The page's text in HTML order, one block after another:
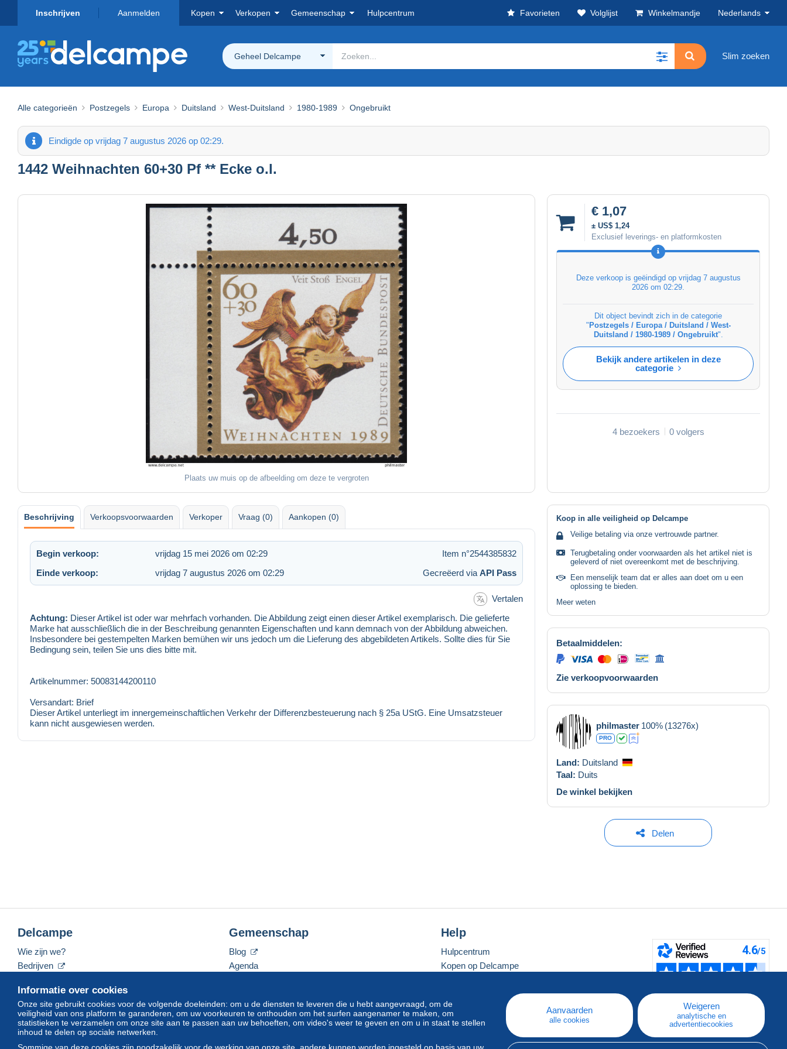
Inschrijven Aanmelden Kopen Verkopen Gemeenschap Hulpcentrum Favorieten Volglijst Winkelmandje Nederlands
Geheel Delcampe Slim zoeken
Alle categorieën Postzegels Europa Duitsland West-Duitsland 1980-1989 Ongebruikt
Eindigde op vrijdag 7 augustus 2026 op 02:29.
1442 Weihnachten 60+30 Pf ** Ecke o.l.
Plaats uw muis op de afbeelding om deze te vergroten
€ 1,07
± US$ 1,24
Exclusief leverings- en platformkosten
Deze verkoop is geëindigd op vrijdag 7 augustus
2026 om 02:29
Dit object bevindt zich in de categorie
" Postzegels / Europa / Duitsland / West-
Duitsland / 1980-1989 / Ongebruikt".
Bekijk andere artikelen in deze
categorie
4 bezoekers 0 volgers
Beschrijving Verkoopsvoorwaarden Verkoper Vraag (0) Aankopen (0)
Begin verkoop: vrijdag 15 mei 2026 om 02:29
Item n°2544385832
Einde verkoop:
vrijdag 7 augustus 2026 om 02:29 Gecreëerd via API Pass
Vertalen
Achtung: Dieser Artikel ist oder war mehrfach vorhanden. Die Abbildung zeigt einen dieser Artikel exemplarisch. Die gelieferte
Marke hat ausschließlich die in der Beschreibung genannten Eigenschaften und kann demnach von der Abbildung abweichen.
Insbesondere bei gestempelten Marken bemühen wir uns jedoch um die Lieferung des abgebildeten Artikels. Sollte dies für Sie
Bedingung sein, teilen Sie uns dies bitte mit.
Artikelnummer: 50083144200110
Versandart: Brief
Dieser Artikel unterliegt im innergemeinschaftlichen Verkehr der Differenzbesteuerung nach § 25a UStG. Eine Umsatzsteuer
kann nicht ausgewiesen werden.
Koop in alle veiligheid op Delcampe
Veilige betaling via onze vertrouwde partner.
Terugbetaling onder voorwaarden als het artikel niet is
geleverd of niet overeenkomt met de beschrijving.
Een menselijk team dat er alles aan doet om u een
oplossing te bieden.
Meer weten
Betaalmiddelen:
Zie verkoopvoorwaarden
philmaster 100% (13276x)
PRO
Land: Duitsland
Taal: Duits
De winkel bekijken
Delen
Informatie over cookies
Onze site gebruikt cookies voor de volgende doeleinden: om u de diensten te leveren die u hebt aangevraagd, om de
veiligheid van ons platform te garanderen, om uw voorkeuren te onthouden om het surfen aangenamer te maken, om
statistieken te verzamelen om onze site aan te passen aan uw behoeften, om video's weer te geven en om u in staat te stellen
inhoud te delen op sociale netwerken.
Aanvaarden
alle cookies
Weigeren
analytische en
advertentiecookies
Delcampe
Wie zijn we?
Bedrijven
Neem contact met ons op
Gemeenschap
Blog
Agenda
Help
Hulpcentrum
Kopen op Delcampe
Een beveiligde website